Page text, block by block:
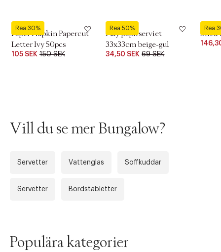
Rea 30%
Bungalow
Paper Napkin Papercut
Letter Ivy 50pcs
105 SEK 150 SEK
Rea 50%
Iittala
Play papirserviet
33x33cm beige-gul
34,50 SEK 69 SEK
Rea
HK
Shell
Vill du se mer Bungalow?
Servetter Vattenglas Soffkuddar
Servetter Bordstabletter
Populära kategorier